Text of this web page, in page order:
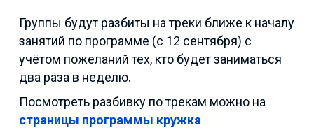
Группы будут разбиты на треки ближе к началу
занятий по программе (с 12 сентября) с
учётом пожеланий тех, кто будет заниматься
два раза в неделю.
Посмотреть разбивку по трекам можно на
страницы программы кружка